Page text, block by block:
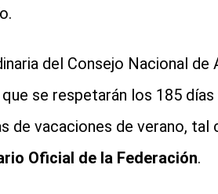
del Consejo Nacional de
se respetarán los 185
de vacaciones de verano, tal
Oficial de la Federación.